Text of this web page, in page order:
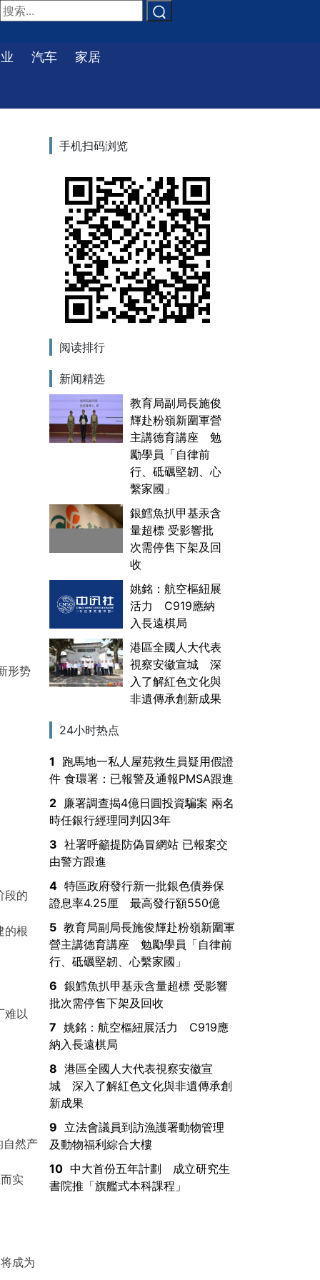
汽车 家居
形势
段的
的根
难以
自然产
实
成为
手机扫码浏览
阅读排行
新闻精选
教育局副局長施俊
輝赴粉嶺新圍軍營
主講德育講座 勉
勵學員「自律前
行、砥礪堅韌、心
繫家國」
銀鱈魚扒甲基汞含
量超標 受影響批
次需停售下架及回
收
姚銘：航空樞紐展
活力 C919應納
入長遠棋局
港區全國人大代表
視察安徽宣城 深
入了解紅色文化與
非遺傳承創新成果
24小时热点
1
跑馬地一私人屋苑救生員疑用假證
件 食環署：已報警及通報PMSA跟進
2
廉署調查揭4億日圓投資騙案 兩名
時任銀行經理同判囚3年
3 社署呼籲提防偽冒網站 已報案交
由警方跟進
4 特區政府發行新一批銀色債券保
證息率4.25厘 最高發行額550億
5 教育局副局長施俊輝赴粉嶺新圍軍
營主講德育講座 勉勵學員「自律前
行、砥礪堅韌、心繫家國」
6 銀鱈魚扒甲基汞含量超標 受影響
批次需停售下架及回收
7 姚銘：航空樞紐展活力 C919應
納入長遠棋局
8 港區全國人大代表視察安徽宣
城 深入了解紅色文化與非遺傳承創
新成果
9 立法會議員到訪漁護署動物管理
及動物福利綜合大樓
10 中大首份五年計劃 成立研究生
書院推「旗艦式本科課程」